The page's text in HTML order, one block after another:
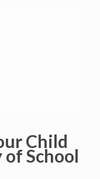
Child
School